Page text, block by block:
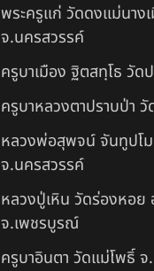
พระครูแก่ วัดดงแม่นา
จ.นครสวรรค์
ครูบาเมือง ฐิตสทฺโธ วัด
ครูบาหลวงตาปราบป่า
หลวงพ่อสุพจน์ จันทูปโ
จ.นครสวรรค์
หลวงปู่เหิน วัดร่องหอย
จ.เพชรบูรณ์
ครูบาอินตา วัดแม่โพธิ์ จ